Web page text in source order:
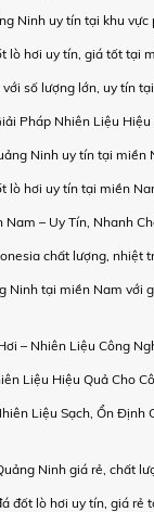
Ninh uy tín tại khu vực
lò hơi uy tín, giá tốt tại
số lượng lớn, uy tín
Pháp Nhiên Liệu
Ninh uy tín tại miền
lò hơi uy tín tại miền
– Uy Tín, Nhanh
chất lượng, nhiệt
Ninh tại miền Nam với
– Nhiên Liệu Công
Liệu Hiệu Quả Cho
Liệu Sạch, Ổn Định
Ninh giá rẻ, chất
đốt lò hơi uy tín, giá rẻ